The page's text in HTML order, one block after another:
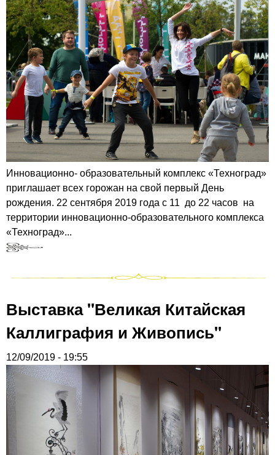
Инновационно- образовательный комплекс «Техноград»
приглашает всех горожан на свой первый День
рождения. 22 сентября 2019 года с 11 до 22 часов на
территории инновационно-образовательного комплекса
«Техноград»...
Выставка "Великая Китайская
Каллиграфия и Живопись"
12/09/2019 - 19:55